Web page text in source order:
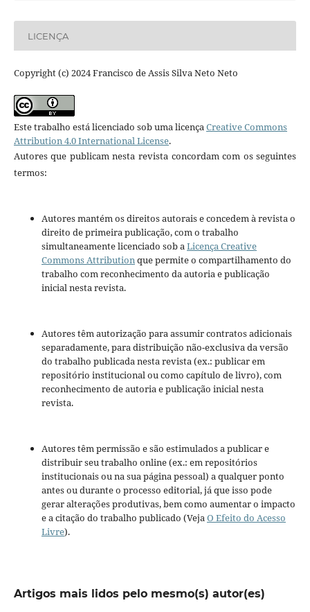
LICENÇA
Copyright (c) 2024 Francisco de Assis Silva Neto Neto
Este trabalho está licenciado sob uma licençaCreative Commons
Attribution 4.0 International License.
Autores que publicam nesta revista concordam com os seguintes
termos:
Autores mantém os direitos autorais e concedem à revista o
direito de primeira publicação, com o trabalho
simultaneamente licenciado sob aLicença Creative
Commons Attributionque permite o compartilhamento do
trabalho com reconhecimento da autoria e publicação
inicial nesta revista.
Autores têm autorização para assumir contratos adicionais
separadamente, para distribuição não-exclusiva da versão
do trabalho publicada nesta revista (ex.: publicar em
repositório institucional ou como capítulo de livro), com
reconhecimento de autoria e publicação inicial nesta
revista.
Autores têm permissão e são estimulados a publicar e
distribuir seu trabalho online (ex.: em repositórios
institucionais ou na sua página pessoal) a qualquer ponto
antes ou durante o processo editorial, já que isso pode
gerar alterações produtivas, bem como aumentar o impacto
e a citação do trabalho publicado (VejaO Efeito do Acesso
Livre).
Artigos mais lidos pelo mesmo(s) autor(es)